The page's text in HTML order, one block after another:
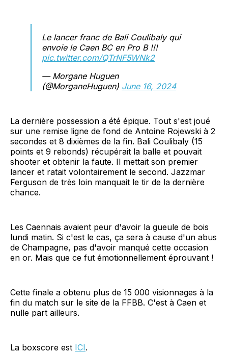
Le lancer franc de Bali Coulibaly qui
envoie le Caen BC en Pro B !!!
pic.twitter.com/QTrNF5WNk2
— Morgane Huguen
(@MorganeHuguen) June 16, 2024
La dernière possession a été épique. Tout s'est joué
sur une remise ligne de fond de Antoine Rojewski à 2
secondes et 8 dixièmes de la fin. Bali Coulibaly (15
points et 9 rebonds) récupérait la balle et pouvait
shooter et obtenir la faute. Il mettait son premier
lancer et ratait volontairement le second. Jazzmar
Ferguson de très loin manquait le tir de la dernière
chance.
Les Caennais avaient peur d'avoir la gueule de bois
lundi matin. Si c'est le cas, ça sera à cause d'un abus
de Champagne, pas d'avoir manqué cette occasion
en or. Mais que ce fut émotionnellement éprouvant !
Cette finale a obtenu plus de 15 000 visionnages à la
fin du match sur le site de la FFBB. C'est à Caen et
nulle part ailleurs.
La boxscore est ICI.